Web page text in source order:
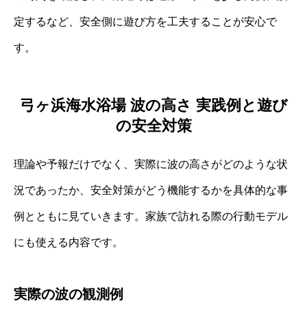
定するなど、安全側に遊び方を工夫することが安心で
す。
弓ヶ浜海水浴場 波の高さ 実践例と遊び
の安全対策
理論や予報だけでなく、実際に波の高さがどのような状
況であったか、安全対策がどう機能するかを具体的な事
例とともに見ていきます。家族で訪れる際の行動モデル
にも使える内容です。
実際の波の観測例